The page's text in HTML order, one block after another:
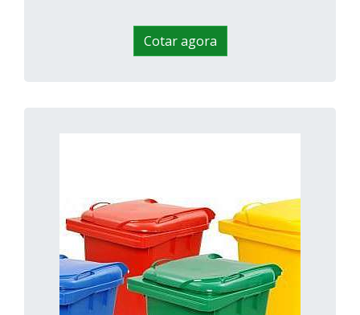
Cotar agora